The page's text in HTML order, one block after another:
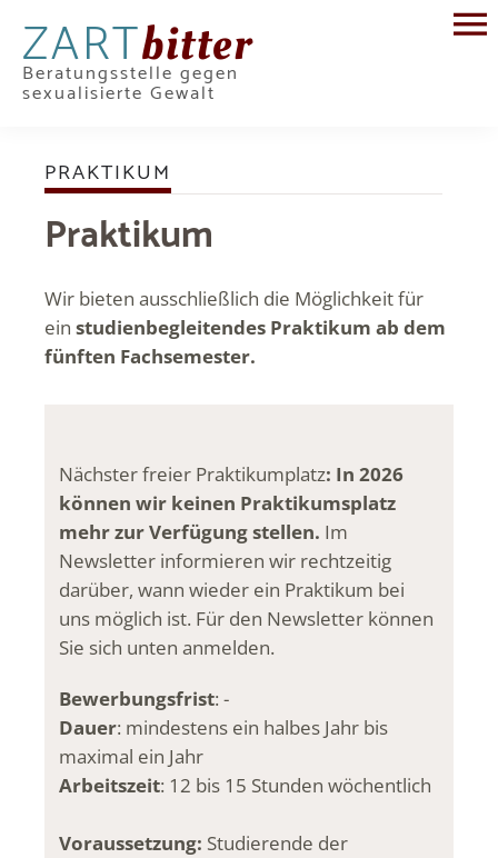
ZARTbitter
Beratungsstelle gegen
sexualisierte Gewalt
PRAKTIKUM
Praktikum
Wir bieten ausschließlich die Möglichkeit für
ein studienbegleitendes Praktikum ab dem
fünften Fachsemester.
Nächster freier Praktikumplatz: In 2026
können wir keinen Praktikumsplatz
mehr zur Verfügung stellen. Im
Newsletter informieren wir rechtzeitig
darüber, wann wieder ein Praktikum bei
uns möglich ist. Für den Newsletter können
Sie sich unten anmelden.
Bewerbungsfrist: -
Dauer: mindestens ein halbes Jahr bis
maximal ein Jahr
Arbeitszeit: 12 bis 15 Stunden wöchentlich
Voraussetzung: Studierende der